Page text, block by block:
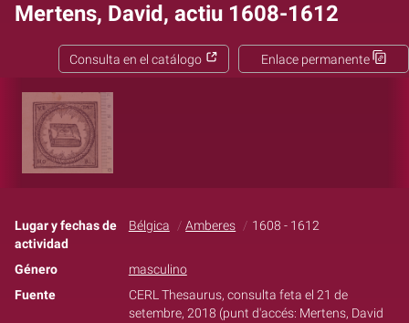
Mertens, David, actiu 1608-1612
Enlace permanente
Consulta en el catálogo
Lugar y fechas de
actividad
Bélgica Amberes 1608 - 1612
Género
masculino
Fuente
CERL Thesaurus, consulta feta el 21 de
setembre, 2018 (punt d'accés: Mertens, David